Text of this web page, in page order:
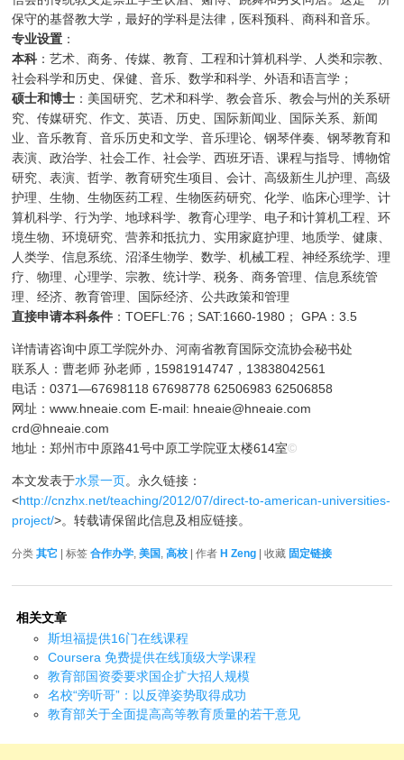
保守的基督教大学，最好的学科是法律，医科预科、商科和音乐。
专业设置 ：
本科 ：艺术、商务、传媒、教育、工程和计算机科学、人类和宗教、
社会科学和历史、保健、音乐、数学和科学、外语和语言学；
硕士和博士 ：美国研究、艺术和科学、教会音乐、教会与州的关系研
究、传媒研究、作文、英语、历史、国际新闻业、国际关系、新闻
业、音乐教育、音乐历史和文学、音乐理论、钢琴伴奏、钢琴教育和
表演、政治学、社会工作、社会学、西班牙语、课程与指导、博物馆
研究、表演、哲学、教育研究生项目、会计、高级新生儿护理、高级
护理、生物、生物医药工程、生物医药研究、化学、临床心理学、计
算机科学、行为学、地球科学、教育心理学、电子和计算机工程、环
境生物、环境研究、营养和抵抗力、实用家庭护理、地质学、健康、
人类学、信息系统、沼泽生物学、数学、机械工程、神经系统学、理
疗、物理、心理学、宗教、统计学、税务、商务管理、信息系统管
理、经济、教育管理、国际经济、公共政策和管理
直接申请本科条件 ：TOEFL:76；SAT:1660-1980； GPA：3.5
详情请咨询中原工学院外办、河南省教育国际交流协会秘书处
联系人：曹老师 孙老师，15981914747，13838042561
电话：0371—67698118 67698778 62506983 62506858
网址：www.hneaie.com E-mail: hneaie@hneaie.com
crd@hneaie.com
地址：郑州市中原路41号中原工学院亚太楼614室©
本文发表于水景一页。永久链接：
<http://cnzhx.net/teaching/2012/07/direct-to-american-universities-
project/>。转载请保留此信息及相应链接。
分类其它 | 标签合作办学,美国 ,高校 | 作者 H Zeng | 收藏 固定链接
相关文章
斯坦福提供16门在线课程
Coursera 免费提供在线顶级大学课程
教育部国资委要求国企扩大招人规模
名校“旁听哥”：以反弹姿势取得成功
教育部关于全面提高高等教育质量的若干意见